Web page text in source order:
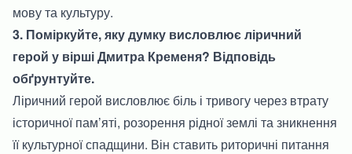
мову та культуру.
3. Поміркуйте, яку думку висловлює ліричний
герой у вірші Дмитра Кременя? Відповідь
обґрунтуйте.
Ліричний герой висловлює біль і тривогу через втрату
історичної пам’яті, розорення рідної землі та зникнення
її культурної спадщини. Він ставить риторичні питання